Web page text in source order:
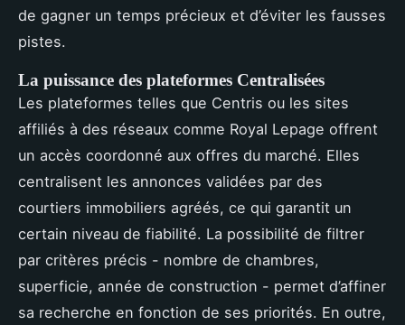
de gagner un temps précieux et d’éviter les fausses
pistes.
La puissance des plateformes Centralisées
Les plateformes telles que Centris ou les sites
affiliés à des réseaux comme Royal Lepage offrent
un accès coordonné aux offres du marché. Elles
centralisent les annonces validées par des
courtiers immobiliers agréés, ce qui garantit un
certain niveau de fiabilité. La possibilité de filtrer
par critères précis - nombre de chambres,
superficie, année de construction - permet d’affiner
sa recherche en fonction de ses priorités. En outre,